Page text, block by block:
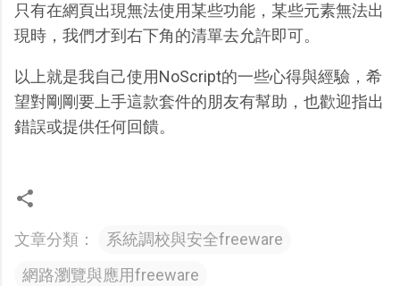
只有在網頁出現無法使用某些功能，某些元素無法出
現時，我們才到右下角的清單去允許即可。
以上就是我自己使用NoScript的一些心得與經驗，希
望對剛剛要上手這款套件的朋友有幫助，也歡迎指出
錯誤或提供任何回饋。
文章分類：
系統調校與安全freeware
網路瀏覽與應用freeware